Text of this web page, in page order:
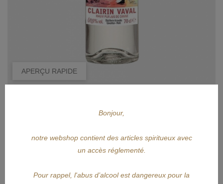
APERÇU RAPIDE
47,99 €Prix
Bonjour,
notre webshop contient des articles spiritueux avec
un accès réglementé.
Pour rappel, l'abus d’alcool est dangereux pour la